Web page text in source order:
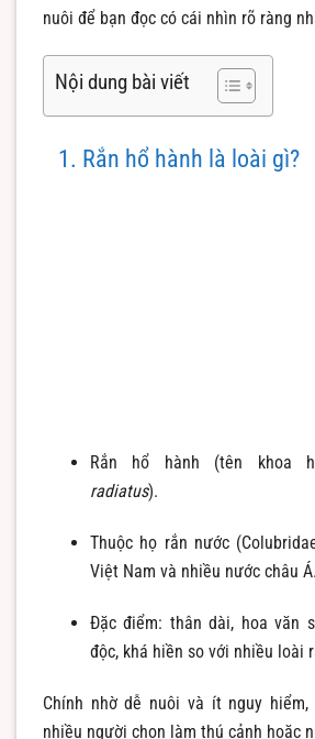
nuôi để bạn đọc có cái nhìn rõ ràng
Nội dung bài viết
1. Rắn hổ hành là loài gì?
Rắn hổ hành (tên khoa
radiatus).
Thuộc họ rắn nước
Việt Nam và nhiều nước châu Á.
Đặc điểm: thân dài, hoa văn
độc, khá hiền so với nhiều loài
Chính nhờ dễ nuôi và ít nguy
nhiều người chọn làm thú cảnh hoặc